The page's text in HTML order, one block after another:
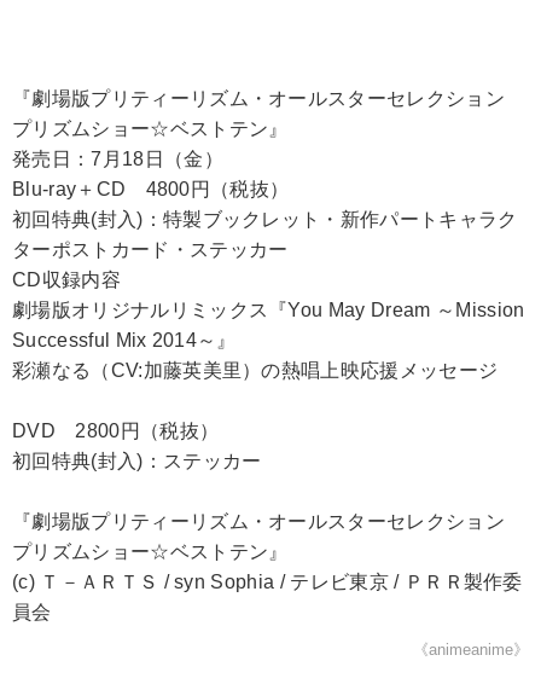
『劇場版プリティーリズム・オールスターセレクション
プリズムショー☆ベストテン』
発売日：7月18日（金）
Blu-ray＋CD 4800円（税抜）
初回特典(封入)：特製ブックレット・新作パートキャラク
ターポストカード・ステッカー
CD収録内容
劇場版オリジナルリミックス『You May Dream ～Mission
Successful Mix 2014～』
彩瀬なる（CV:加藤英美里）の熱唱上映応援メッセージ
DVD 2800円（税抜）
初回特典(封入)：ステッカー
『劇場版プリティーリズム・オールスターセレクション
プリズムショー☆ベストテン』
(c) Ｔ－ＡＲＴＳ / syn Sophia / テレビ東京 / ＰＲＲ製作委
員会
《animeanime》